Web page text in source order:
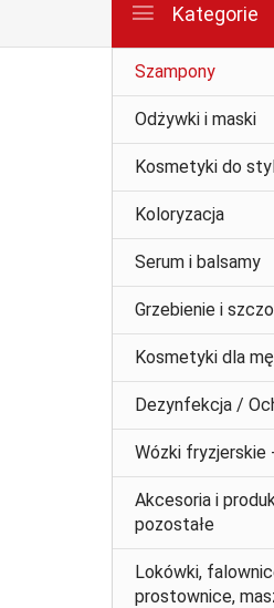
Kategorie
Szampony
Odżywki i maski
Kosmetyki do
Koloryzacja
Serum i balsamy
Grzebienie i
Kosmetyki dla
Dezynfekcja /
Wózki fryzjerskie
Akcesoria i
pozostałe
Lokówki,
prostownice,